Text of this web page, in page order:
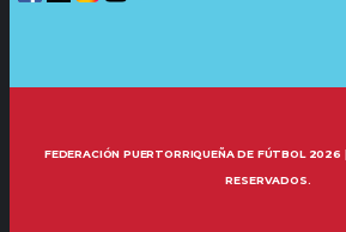
FEDERACIÓN PUERTORRIQUEÑA DE FÚTBOL 2026
RESERVADOS.